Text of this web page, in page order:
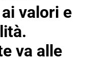
valori e
va alle